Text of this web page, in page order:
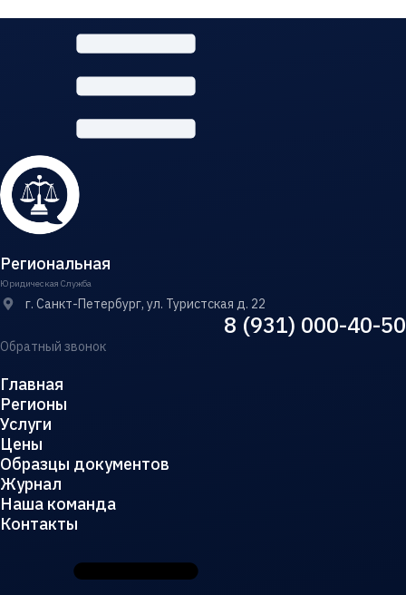
Региональная
Юридическая Служба
г. Санкт-Петербург, ул. Туристская д. 22
8 (931) 000-40-50
Обратный звонок
Главная
Регионы
Услуги
Цены
Образцы документов
Журнал
Наша команда
Контакты